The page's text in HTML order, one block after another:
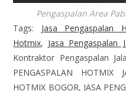
Pengaspalan Area
Tags: Jasa Pengaspalan
Hotmix, Jasa Pengaspalan
Kontraktor Pengaspalan
PENGASPALAN HOTMIX
HOTMIX BOGOR, JASA